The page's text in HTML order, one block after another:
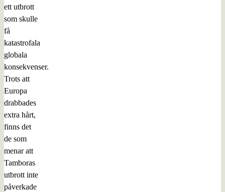
ett utbrott
som skulle
få
katastrofala
globala
konsekvenser.
Trots att
Europa
drabbades
extra hårt,
finns det
de som
menar att
Tamboras
utbrott inte
påverkade